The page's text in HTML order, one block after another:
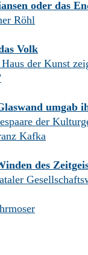
oder das
Röhl
Volk
der Kunst
umgab
der
Kafka
des